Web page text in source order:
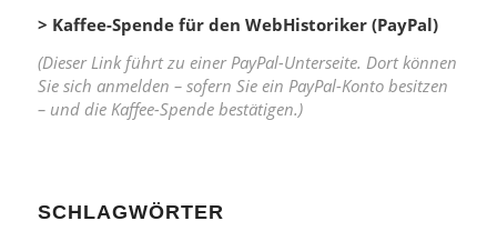
> Kaffee-Spende für den WebHistoriker (PayPal)
(Dieser Link führt zu einer PayPal-Unterseite. Dort können
Sie sich anmelden – sofern Sie ein PayPal-Konto besitzen
– und die Kaffee-Spende bestätigen.)
SCHLAGWÖRTER